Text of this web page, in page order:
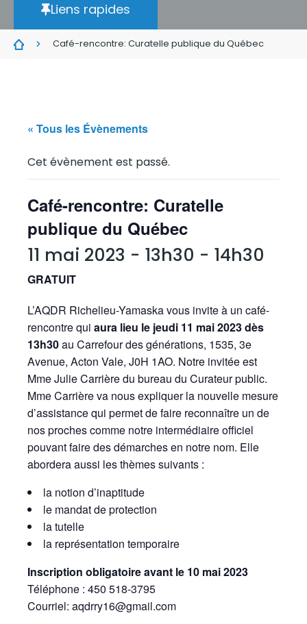
Liens rapides
Café-rencontre: Curatelle publique du Québec
« Tous les Évènements
Cet évènement est passé.
Café-rencontre: Curatelle
publique du Québec
11 mai 2023 - 13h30 - 14h30
GRATUIT
L’AQDR Richelieu-Yamaska vous invite à un café-
rencontre qui aura lieu le jeudi 11 mai 2023 dès
13h30au Carrefour des générations, 1535, 3e
Avenue, Acton Vale, J0H 1AO. Notre invitée est
Mme Julie Carrière du bureau du Curateur public.
Mme Carrière va nous expliquer la nouvelle mesure
d’assistance qui permet de faire reconnaître un de
nos proches comme notre intermédiaire officiel
pouvant faire des démarches en notre nom. Elle
abordera aussi les thèmes suivants :
la notion d’inaptitude
le mandat de protection
la tutelle
la représentation temporaire
Inscription obligatoire avant le 10 mai 2023
Téléphone : 450 518-3795
Courriel: aqdrry16@gmail.com